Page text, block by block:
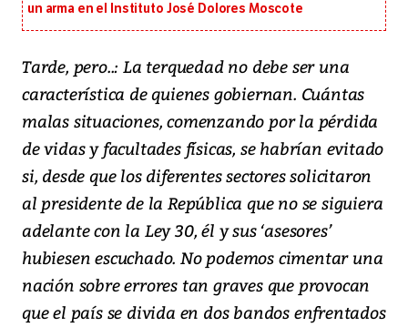
un arma en el Instituto José Dolores Moscote
Tarde, pero..: La terquedad no debe ser una
característica de quienes gobiernan. Cuántas
malas situaciones, comenzando por la pérdida
de vidas y facultades físicas, se habrían evitado
si, desde que los diferentes sectores solicitaron
al presidente de la República que no se siguiera
adelante con la Ley 30, él y sus ‘asesores’
hubiesen escuchado. No podemos cimentar una
nación sobre errores tan graves que provocan
que el país se divida en dos bandos enfrentados